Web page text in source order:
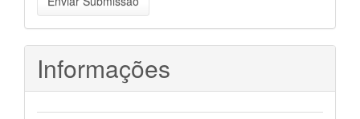
Submissão
Informações